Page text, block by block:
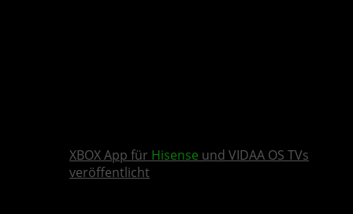
XBOX App für Hisense und VIDAA OS TVs
veröffentlicht